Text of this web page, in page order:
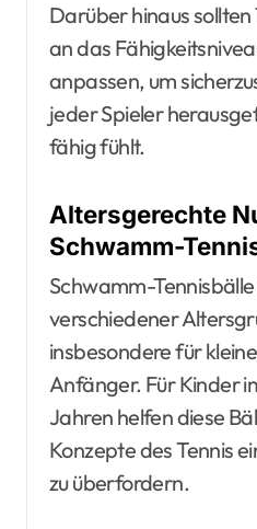
Darüber hinaus
an das
anpassen, um
jeder Spieler
fähig fühlt.
Altersgerechte
Schwamm-
Schwamm-
verschiedener
insbesondere für
Anfänger. Für Kinder
Jahren helfen diese
Konzepte des Tennis
zu überfordern.